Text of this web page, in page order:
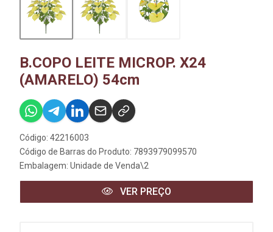
B.COPO LEITE MICROP. X24
(AMARELO) 54cm
Código: 42216003
Código de Barras do Produto: 7893979099570
Embalagem: Unidade de Venda\2
VER PREÇO